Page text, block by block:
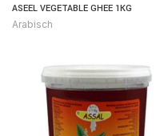
ASEEL VEGETABLE GHEE 1KG
Arabisch